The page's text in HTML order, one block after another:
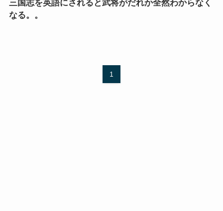
三国志を英語にされると武将がだれか全然わからなく
なる。。
1